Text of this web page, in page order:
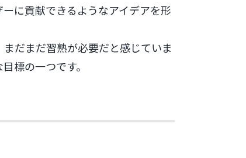
に貢献できるようなアイデアを形
だまだ習熟が必要だと感じていま
標の一つです。